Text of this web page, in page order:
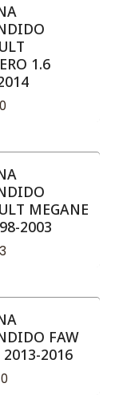
1.6
MEGANE
2003
FAW
2013-2016